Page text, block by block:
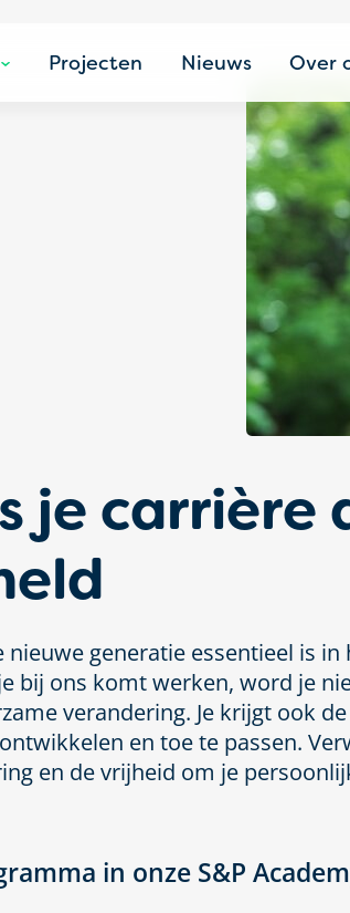
Projecten Nieuws Over
je carrière
generatie essentieel is
bij ons komt werken, word je
verandering. Je krijgt ook
en toe te passen.
en de vrijheid om je
in onze S&P